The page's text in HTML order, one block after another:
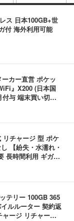
ス 日本100GB+世
付 海外利用可能
ーカー直営 ポケッ
』X200 (日本国
与 端末買い切り
365日)
リチャージ 型 ポケ
【紛失・水濡れ・
長時間利用 ギガ
テリー 100GB 365
ルルーター 契約返
ージ リチャージ